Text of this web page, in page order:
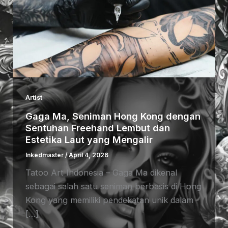
Artist
Gaga Ma, Seniman Hong Kong dengan
Sentuhan Freehand Lembut dan
Estetika Laut yang Mengalir
Inkedmaster /April 4, 2026
Tatoo Art Indonesia – Gaga Ma dikenal
sebagai salah satu seniman berbasis di Hong
Kong yang memiliki pendekatan unik dalam
[…]